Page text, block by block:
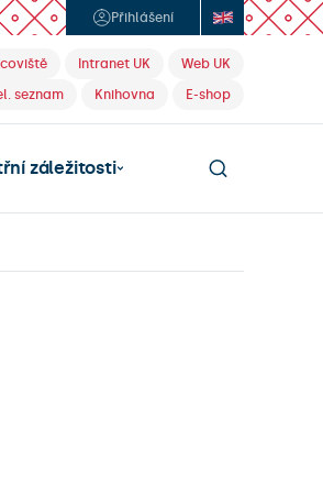
Přihlášení
Intranet UK
Web UK
seznam Knihovna E-shop
záležitosti